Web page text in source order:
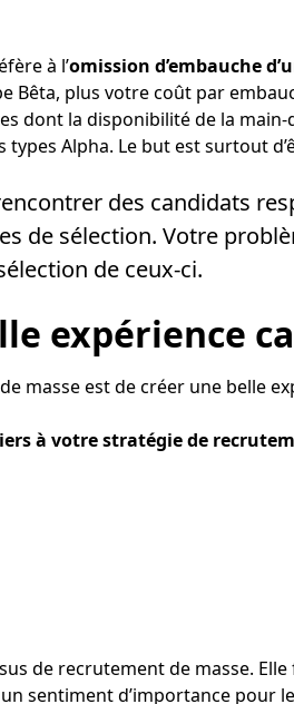
à l’omission d’embauche
Bêta, plus votre coût par
dont la disponibilité de la
Alpha. Le but est surtout
des candidats
de sélection. Votre
de ceux-ci.
expérience
masse est de créer une belle
à votre stratégie de
de recrutement de masse. Elle
sentiment d’importance pour